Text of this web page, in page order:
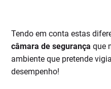
Tendo em conta estas
câmara de segurança que
ambiente que pretende
desempenho!